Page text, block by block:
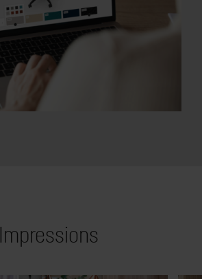
Impressions